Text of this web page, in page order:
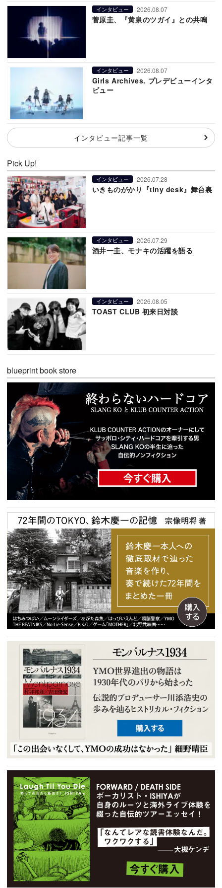
インタビュー 2026.08.07
菅原圭、『黄泉のツガイ』との共鳴
インタビュー 2026.08.07
Girls Archives. プレデビューインタ
ビュー
インタビュー記事一覧
Pick Up!
インタビュー 2026.07.28
いきものがかり『tiny desk』舞台裏
インタビュー 2026.07.29
酒井一圭、モナキの活躍を語る
インタビュー 2026.08.05
TOAST CLUB 初来日対談
blueprint book store